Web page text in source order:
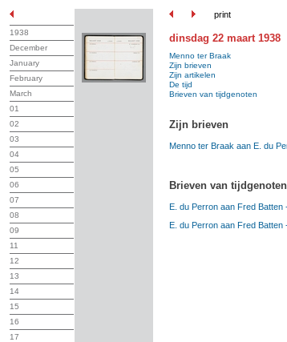
print
1938
December
January
February
March
01
02
03
04
05
06
07
08
09
11
12
13
14
15
16
17
dinsdag 22 maart 1938
Menno ter Braak
Zijn brieven
Zijn artikelen
De tijd
Brieven van tijdgenoten
Zijn brieven
Menno ter Braak aan E. du
Brieven van tijdgenoten
E. du Perron aan Fred Batten
E. du Perron aan Fred Batten